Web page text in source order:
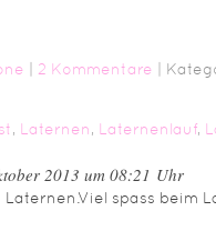
2 Kommentare |
, Laternen, Laternenlauf,
2013 um 08:21 Uhr
spass beim